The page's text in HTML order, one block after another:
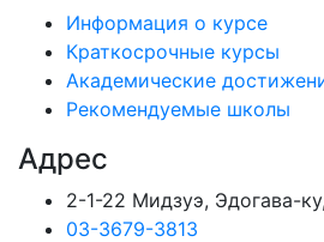
Информация о курсе
Краткосрочные курсы
Академические
Рекомендуемые школы
Адрес
2-1-22 Мидзуэ, Эдогава-
03-3679-3813